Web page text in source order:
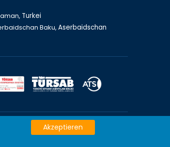
Turkei
Baku, Aserbaidschan
Akzeptieren